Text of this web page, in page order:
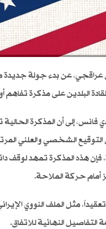
عراقجي، عن بدء جولة جديدة
البلدين على مذكرة تفاهم
فانس، إلى أن المذكرة
الشخصي والعلني
هذه المذكرة تمهد لوقف
أمام حركة الملاحة.
مثل الملف النووي